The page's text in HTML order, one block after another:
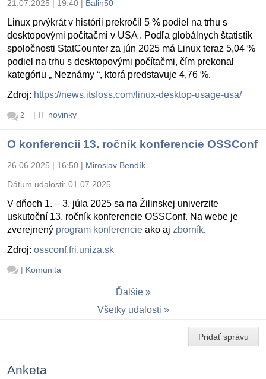
21.07.2025 | 19:40 | Balin50
Linux prvýkrát v histórii prekročil 5 % podiel na trhu s
desktopovými počítačmi v USA . Podľa globálnych štatistík
spoločnosti StatCounter za jún 2025 má Linux teraz 5,04 %
podiel na trhu s desktopovými počítačmi, čím prekonal
kategóriu „ Neznámy “, ktorá predstavuje 4,76 %.
Zdroj: https://news.itsfoss.com/linux-desktop-usage-usa/
2 | IT novinky
O konferencii 13. ročník konferencie OSSConf
26.06.2025 | 16:50 | Miroslav Bendík
Dátum udalosti: 01.07.2025
V dňoch 1. – 3. júla 2025 sa na Žilinskej univerzite
uskutoční 13. ročník konferencie OSSConf. Na webe je
zverejnený program konferencie ako aj zborník.
Zdroj: ossconf.fri.uniza.sk
| Komunita
Ďalšie
Všetky udalosti
Pridať správu
Anketa